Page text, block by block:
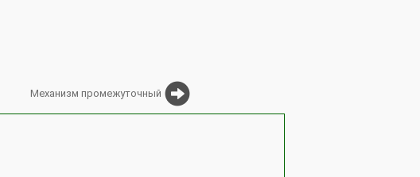
Механизм промежуточный